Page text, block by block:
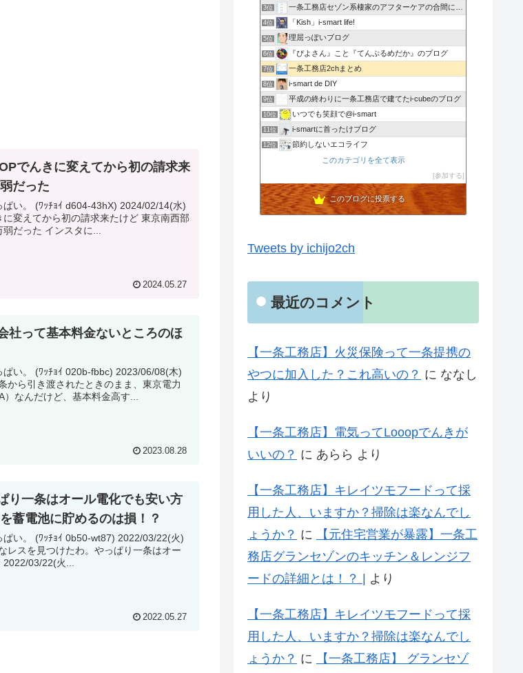
でんきに変えてから初の請求来
だった
ｯﾁｮｲ d604-43hX) 2024/02/14(水)
だった インスタに...
2024.05.27
社って基本料金ないところのほ
ｯﾁｮｲ 020b-fbbc) 2023/06/08(木)
なんだけど、基本料金高す...
2023.08.28
り一条はオール電化でも安い方
蓄電池に貯めるのは損！？
ｯﾁｮｲ 0b50-wt87) 2022/03/22(火)
ル電化でも安い方なんだな 2022/03/22(火...
2022.05.27
3位 一条工務店セゾン系棲家のアフターケアの合間に綴るブログ
4位 「Kish」i-smart life!
5位 理屈っぽいブログ
6位 『ぴよさん』こと『てんぷるめだか』のブログ
7位 一条工務店2chまとめ
8位 i-smart de DIY
9位 平成の終わりに一条工務店で建てたi-cubeのブログ
10位 いつでも笑顔で@i-smart
11位 i-smartに首ったけブログ
12位 節約しないエコライフ
noahnoah研究所
わたしの家づくり│ハウスメーカーで注文住宅を建てよう
15位 わかまっちょのおうち
このカテゴリを全て表示
参加する
このブログに投票する
Tweets by ichijo2ch
最近のコメント
【一条工務店】火災保険って一条提携の
やつに加入した？これ高いの？ に ななし
より
【一条工務店】電気ってLooopでんきが
いいの？ に あらら より
【一条工務店】キレイツモフードって採
用した人、いますか？掃除は楽なんでし
ょうか？ に
【元住宅営業が暴露】一条工
務店グランセゾンのキッチン＆レンジフ
ードの詳細とは！？ |
より
【一条工務店】キレイツモフードって採
用した人、いますか？掃除は楽なんでし
ょうか？ に
【一条工務店】 グランセゾ